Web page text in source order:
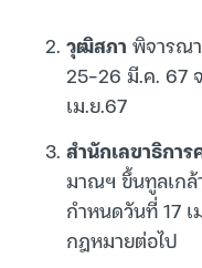
วุฒิสภา พิจารณ
25-26 มี.ค. 67
เม.ย.67
สำนักเลขาธิกา
มาณฯ ขึ้นทูลเกล้
กำหนดวันที่ 17
กฎหมายต่อไป